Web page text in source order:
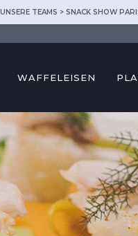
UNSERE TEAMS > SNACK SHOW
WAFFELEISEN